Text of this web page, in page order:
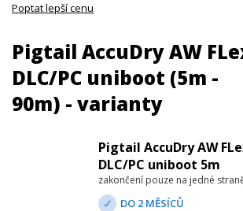
Poptat lepší cenu
Pigtail AccuDry AW
DLC/PC uniboot (5m -
90m) - varianty
Pigtail AccuDry AW
DLC/PC uniboot 5m
zakončení pouze na jedné
DO 2 MĚSÍCŮ